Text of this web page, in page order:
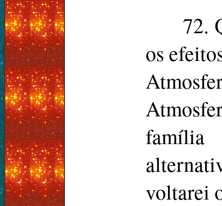
72.
os
família
voltarei